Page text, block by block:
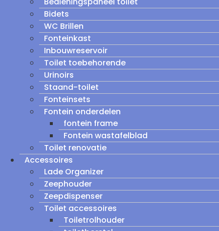
Bidets
WC Brillen
Fonteinkast
Inbouwreservoir
Toilet toebehorende
Urinoirs
Staand-toilet
Fonteinsets
Fontein onderdelen
fontein frame
Fontein wastafelblad
Toilet renovatie
Accessoires
Lade Organizer
Zeephouder
Zeepdispenser
Toilet accessoires
Toiletrolhouder